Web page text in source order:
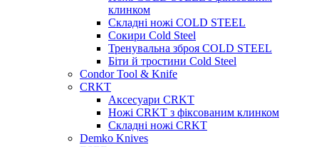
клинком
Складні ножі COLD STEEL
Сокири Cold Steel
Тренувальна зброя COLD STEEL
Біти й тростини Cold Steel
Condor Tool & Knife
CRKT
Аксесуари CRKT
Ножі CRKT з фіксованим клинком
Складні ножі CRKT
Demko Knives